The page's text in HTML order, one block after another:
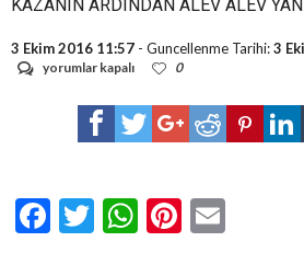
KAZANIN ARDINDAN ALEV ALEV
3 Ekim 2016 11:57 - Guncellenme Tarihi:3
KAZANIN
YANDILAR…
yorumlar kapalı 0
Facebook
TwitterWhatsApp
Pinterest